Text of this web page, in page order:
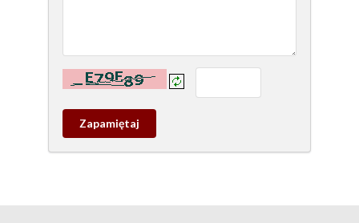
Kontrola - wprowadź tekst z obrazka:
Zapamietaj
wpis